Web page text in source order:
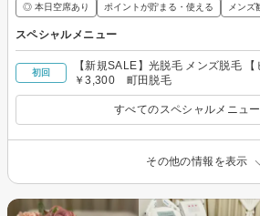
◎ 本日空席あり ポイントが貯まる・使える メンズ
スペシャルメニュー
初回
【新規SALE】光脱毛 メンズ脱毛 【
￥3,300 町田脱毛
すべてのスペシャルメニュ
その他の情報を表示